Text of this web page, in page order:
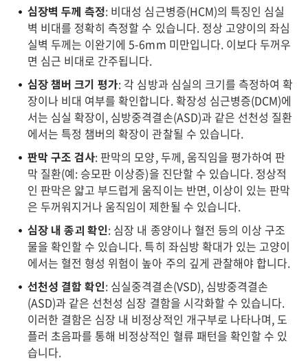
심장벽 두께 측정: 비대성 심근병증(HCM)의 특징인 심실
벽 비대를 정확히 측정할 수 있습니다. 정상 고양이의 좌심
실벽 두께는 이완기에 5-6mm 미만입니다. 이보다 두꺼우
면 심근 비대로 간주됩니다.
심장 챔버 크기 평가: 각 심방과 심실의 크기를 측정하여 확
장이나 비대 여부를 확인합니다. 확장성 심근병증(DCM)에
서는 심실 확장이, 심방중격결손(ASD)과 같은 선천성 질환
에서는 특정 챔버의 확장이 관찰될 수 있습니다.
판막 구조 검사: 판막의 모양, 두께, 움직임을 평가하여 판
막 질환(예: 승모판 이상증)을 진단할 수 있습니다. 정상적
인 판막은 얇고 부드럽게 움직이는 반면, 이상이 있는 판막
은 두꺼워지거나 움직임이 제한될 수 있습니다.
심장 내 종괴 확인: 심장 내 종양이나 혈전 등의 이상 구조
물을 확인할 수 있습니다. 특히 좌심방 확대가 있는 고양이
에서는 혈전 형성 위험이 높아 주의 깊게 관찰해야 합니다.
선천성 결함 확인: 심실중격결손(VSD), 심방중격결손
(ASD)과 같은 선천성 심장 결함을 시각화할 수 있습니다.
이러한 결함은 심장 내 비정상적인 개구부로 나타나며, 도
플러 초음파를 통해 비정상적인 혈류 패턴을 확인할 수 있
습니다.